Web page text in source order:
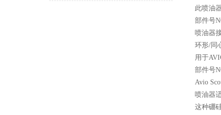
此喷油
部件号
喷油器
环形/同
用于
部件号
Avio
喷油器
这种硼